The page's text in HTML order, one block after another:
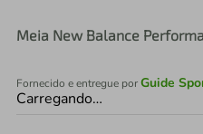
Meia New Balance
Fornecido e entregue porGuide
Carregando…